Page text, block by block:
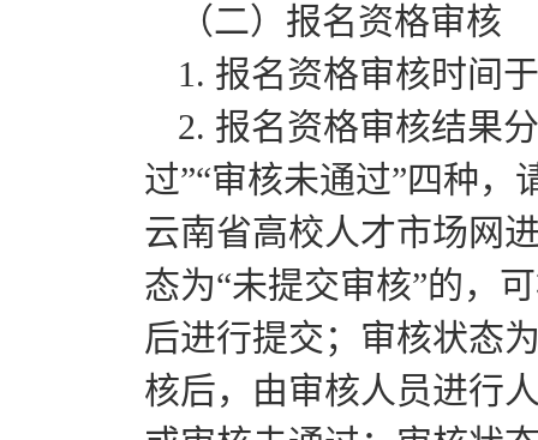
（二）报名资格审核
1. 报名资格审核时间
2. 报名资格审核结果
过”“审核未通过”四种
云南省高校人才市场网
态为“未提交审核”的，
后进行提交；审核状态
核后，由审核人员进行